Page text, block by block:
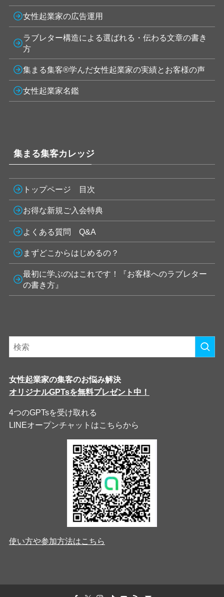
女性起業家の広告運用
ラブレター構造による選ばれる・伝わる文章の書き
方
集まる集客®学んだ女性起業家の実績とお客様の声
女性起業家名鑑
集まる集客カレッジ
トップページ 目次
お得な新規ご入会特典
よくある質問 Q&A
まずどこからはじめるの？
最初に学ぶのはこれです！『お客様へのラブレター
の書き方』
女性起業家の集客のお悩み解決
オリジナルGPTsを無料プレゼント中！
4つのGPTsを受け取れる
LINEオープンチャットはこちらから
使い方や参加方法はこちら